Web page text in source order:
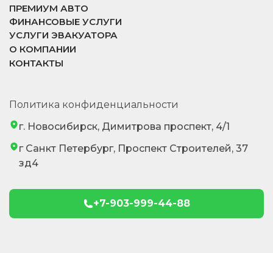
ПРЕМИУМ АВТО
ФИНАНСОВЫЕ УСЛУГИ
УСЛУГИ ЭВАКУАТОРА
О КОМПАНИИ
КОНТАКТЫ
Политика конфиденциальности
г. Новосибирск, Димитрова проспект, 4/1
г Санкт Петербург, Проспект Строителей, 37
зд4
+7-903-999-44-88